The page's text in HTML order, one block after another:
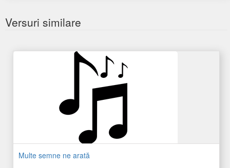
Versuri similare
Multe semne ne arată